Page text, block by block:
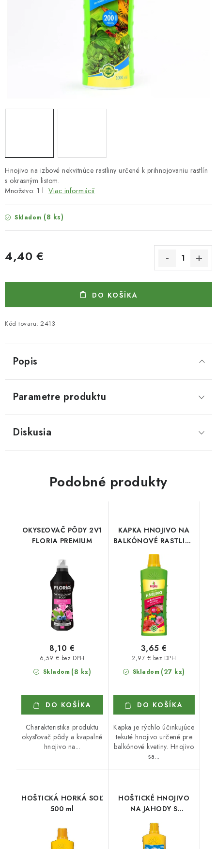
Hnojivo na izbové nekvitnúce rastliny určené k prihnojovaniu rastlín
s okrasným listom.
Množstvo: 1 l Viac informácií
Skladom (8 ks)
4,40 €
DO KOŠÍKA
Kód tovaru: 2413
Popis
Parametre produktu
Diskusia
Podobné produkty
OKYSĽOVAČ PÔDY 2V1
FLORIA PREMIUM
Skladom (8 ks)
6,59 € bez DPH
8,10 €
DO KOŠÍKA
Charakteristika produktu
okysľovač pôdy a kvapalné
hnojivo na...
KAPKA HNOJIVO NA
BALKÓNOVÉ RASTLINY
500 ml
Skladom (27 ks)
2,97 € bez DPH
3,65 €
DO KOŠÍKA
Kapka je rýchlo účinkujúce
tekuté hnojivo určené pre
balkónové kvetiny. Hnojivo
sa...
HOŠTICKÁ HORKÁ SOĽ
500 ml
HOŠTICKÉ HNOJIVO
NA JAHODY S